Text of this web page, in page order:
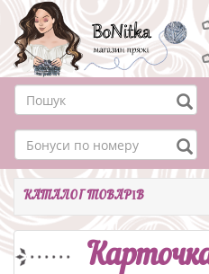
КАТАЛОГ ТОВАРІВ